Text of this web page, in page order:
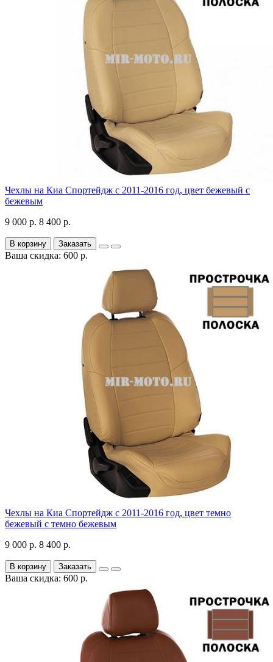
Чехлы на Киа Спортейдж с 2011-2016 год, цвет бежевый с
бежевым
9 000 р. 8 400 р.
В корзину Заказать
Ваша скидка: 600 р.
Чехлы на Киа Спортейдж с 2011-2016 год, цвет темно
бежевый с темно бежевым
9 000 р. 8 400 р.
В корзину Заказать
Ваша скидка: 600 р.